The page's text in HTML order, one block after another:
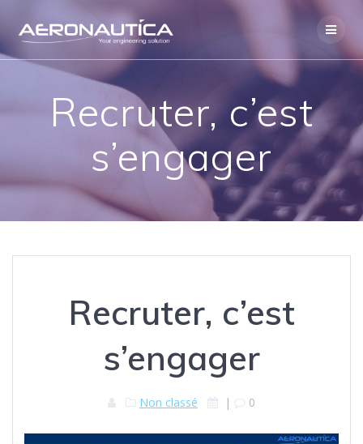
Recruter, c’est
s’engager
Recruter, c’est
s’engager
Non classé | 0